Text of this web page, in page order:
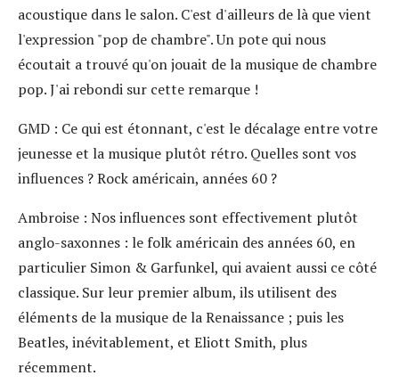
acoustique dans le salon. C'est d'ailleurs de là que vient
l'expression "pop de chambre". Un pote qui nous
écoutait a trouvé qu'on jouait de la musique de chambre
pop. J'ai rebondi sur cette remarque !
GMD : Ce qui est étonnant, c'est le décalage entre votre
jeunesse et la musique plutôt rétro. Quelles sont vos
influences ? Rock américain, années 60 ?
Ambroise : Nos influences sont effectivement plutôt
anglo-saxonnes : le folk américain des années 60, en
particulier Simon & Garfunkel, qui avaient aussi ce côté
classique. Sur leur premier album, ils utilisent des
éléments de la musique de la Renaissance ; puis les
Beatles, inévitablement, et Eliott Smith, plus
récemment.